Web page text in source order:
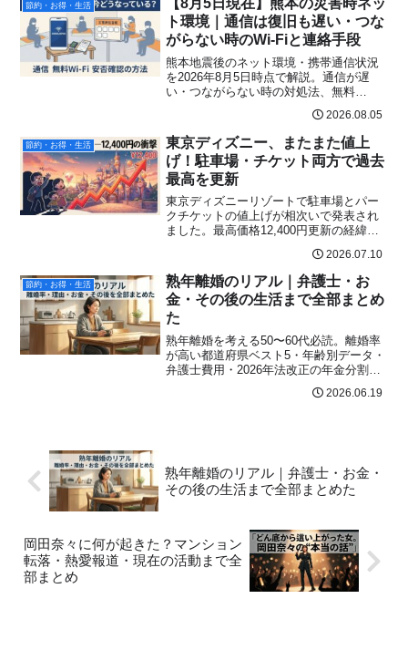
節約・お得・生活
【8月5日現在】熊本の災害時ネッ
ト環境｜通信は復旧も遅い・つな
がらない時のWi‑Fiと連絡手段
熊本地震後のネット環境・携帯通信状況
を2026年8月5日時点で解説。通信が遅
い・つながらない時の対処法、無料
点、避難所の通信支援、災害用伝言板
171・web171をまとめました。
2026.08.05
節約・お得・生活
東京ディズニー、またまた値上
げ！駐車場・チケット両方で過去
最高を更新
東京ディズニーリゾートで駐車場とパー
クチケットの値上げが相次いで発表され
ました。最高価格12,400円更新の経緯や
2026.07.10
節約・お得・生活
熟年離婚のリアル｜弁護士・お
金・その後の生活まで全部まとめ
た
熟年離婚を考える50〜60代必読。離婚率
が高い都道府県ベスト5・年齢別データ・
弁護士費用・2026年法改正の年金分割・
女性のリアルな体験談まで一気に解説。
2026.06.19
熟年離婚のリアル｜弁護士・お金・
その後の生活まで全部まとめた
岡田奈々に何が起きた？マンション
転落・熱愛報道・現在の活動まで全
部まとめ